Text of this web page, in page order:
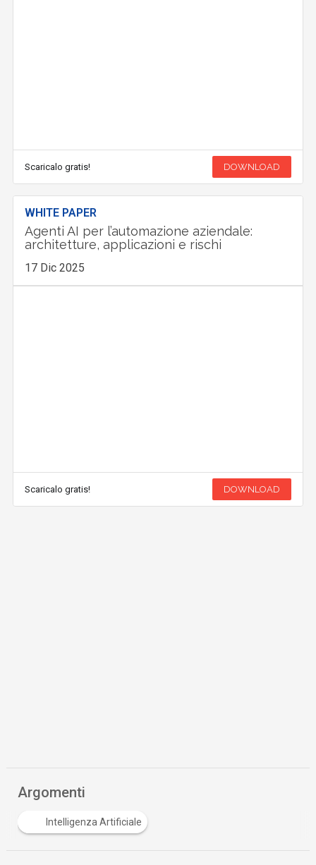
Scaricalo gratis! DOWNLOAD
WHITE PAPER
Agenti AI per l’automazione aziendale:
architetture, applicazioni e rischi
17 Dic 2025
Scaricalo gratis! DOWNLOAD
Argomenti
Intelligenza Artificiale